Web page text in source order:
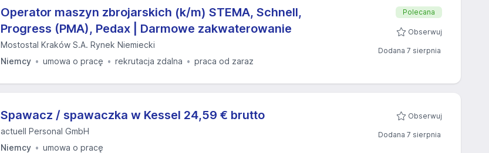
Operator maszyn zbrojarskich (k/m) STEMA, Schnell,
Progress (PMA), Pedax | Darmowe zakwaterowanie
Mostostal Kraków S.A. Rynek Niemiecki
Niemcy
umowa o pracę rekrutacja zdalna praca od zaraz
Polecana
Obserwuj
Dodana 7 sierpnia
Spawacz / spawaczka w Kessel 24,59 € brutto
actuell Personal GmbH
Niemcy
umowa o pracę
Obserwuj
Dodana 7 sierpnia